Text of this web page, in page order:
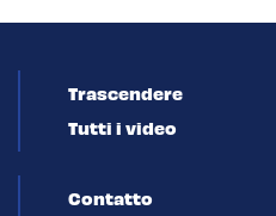
Trascendere
Tutti i video
Contatto